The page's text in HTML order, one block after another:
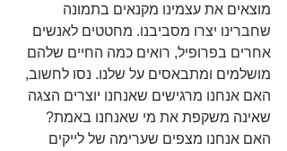
מוצאים את עצמינו מקנאים בתמונה
שחברינו יצרו מסביבנו. מחטטים לאנשים
אחרים בפרופיל, רואים כמה החיים שלהם
מושלמים ומתבאסים על שלנו. נסו לחשוב,
האם אנחנו מרגישים שאנחנו יוצרים הצגה
שאינה משקפת את מי שאנחנו באמת?
האם אנחנו מצפים שערימה של לייקים